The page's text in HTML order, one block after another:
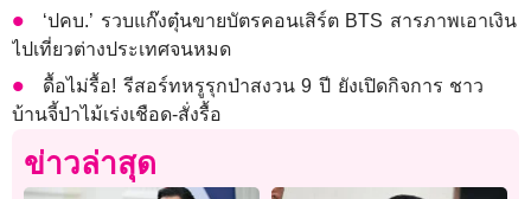
‘ปคบ.’ รวบแก๊งตุ๋นขายบัตรคอนเสิร์ต BTS สารภาพเอาเงิน
ไปเที่ยวต่างประเทศจนหมด
ดื้อไม่รื้อ! รีสอร์ทหรูรุกป่าสงวน 9 ปี ยังเปิดกิจการ ชาว
บ้านจี้ป่าไม้เร่งเชือด-สั่งรื้อ
ข่าวล่าสุด